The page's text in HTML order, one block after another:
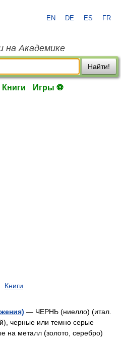
EN DE ES FR
на Академике
Найти!
Книги Игры ⚽
Книги
— ЧЕРНЬ (ниелло) (итал.
черные или темно серые
на металл (золото, серебро)